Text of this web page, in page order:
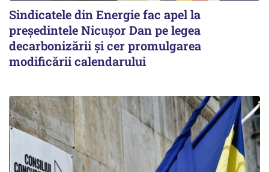
Sindicatele din Energie fac apel la
preşedintele Nicuşor Dan pe legea
decarbonizării şi cer promulgarea
modificării calendarului